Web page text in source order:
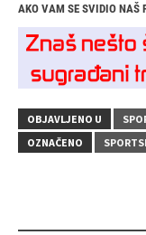
AKO VAM SE SVIDIO NAŠ
OBJAVLJENO U
OZNAČENO